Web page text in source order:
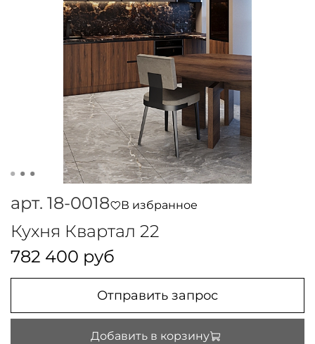
арт. 18-0018 В избранное
Кухня Квартал 22
782 400 руб
Отправить запрос
Добавить в корзину